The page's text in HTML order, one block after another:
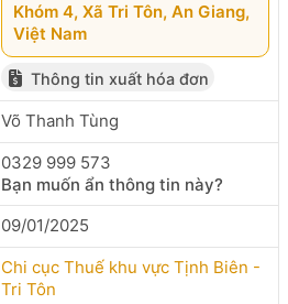
Khóm 4, Xã Tri Tôn, An Giang,
Việt Nam
Thông tin xuất hóa đơn
Võ Thanh Tùng
0329 999 573
Bạn muốn ẩn thông tin này?
09/01/2025
Chi cục Thuế khu vực Tịnh Biên -
Tri Tôn